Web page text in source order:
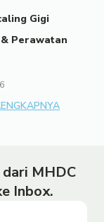
Gigi
Perawatan
MHDC
Inbox.